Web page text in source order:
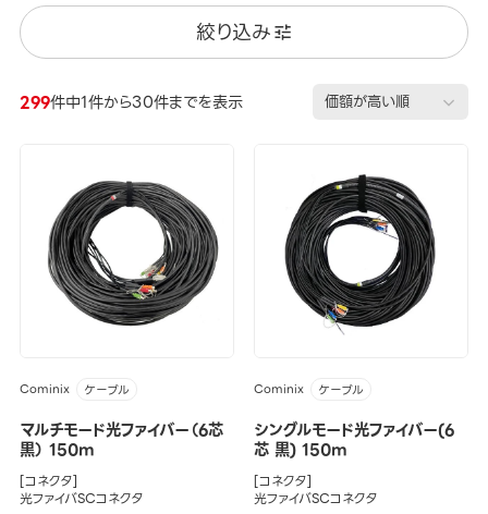
絞り込み
299件中1件から30件までを表示
Cominix ケーブル
マルチモード光ファイバー（6芯
黒） 150m
[コネクタ]
光ファイバSCコネクタ
Cominix ケーブル
シングルモード光ファイバー(6
芯 黒) 150m
[コネクタ]
光ファイバSCコネクタ